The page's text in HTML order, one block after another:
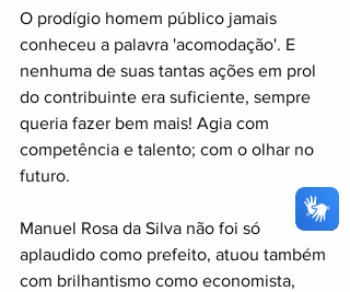
O prodígio homem público jamais
conheceu a palavra 'acomodação'. E
nenhuma de suas tantas ações em prol
do contribuinte era suficiente, sempre
queria fazer bem mais! Agia com
competência e talento; com o olhar no
futuro.
Manuel Rosa da Silva não foi só
aplaudido como prefeito, atuou também
com brilhantismo como economista,